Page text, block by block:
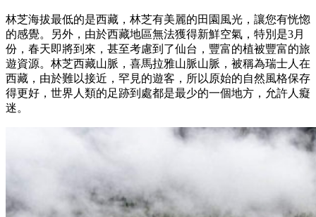
林芝海拔最低的是西藏，林芝有美麗的田園風光，讓您有恍惚
的感覺。另外，由於西藏地區無法獲得新鮮空氣，特別是3月
份，春天即將到來，甚至考慮到了仙台，豐富的植被豐富的旅
遊資源。林芝西藏山脈，喜馬拉雅山脈山脈，被稱為瑞士人在
西藏，由於難以接近，罕見的遊客，所以原始的自然風格保存
得更好，世界人類的足跡到處都是最少的一個地方，允許人癡
迷。